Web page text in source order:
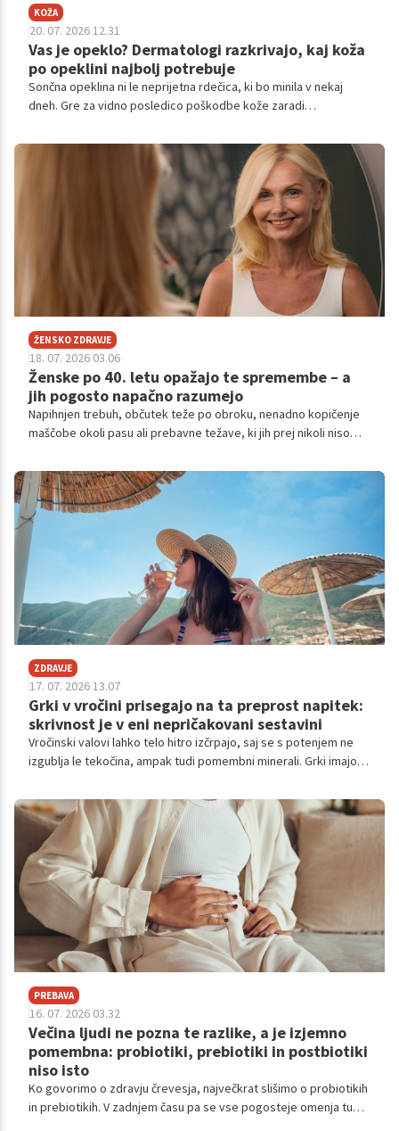
KOŽA
20. 07. 2026 12.31
Vas je opeklo? Dermatologi razkrivajo, kaj koža
po opeklini najbolj potrebuje
Sončna opeklina ni le neprijetna rdečica, ki bo minila v nekaj
dneh. Gre za vidno posledico poškodbe kože zaradi
postane rdeča, boleča, občutljiva, v hujših primerih se pojavijo
ŽENSKO ZDRAVJE
18. 07. 2026 03.06
Ženske po 40. letu opažajo te spremembe – a
jih pogosto napačno razumejo
Napihnjen trebuh, občutek teže po obroku, nenadno kopičenje
maščobe okoli pasu ali prebavne težave, ki jih prej nikoli niso
pogosto pripišejo staranju ali pridobivanju telesne teže. V
resnici pa je lahko vzrok precej bolj zapleten.
ZDRAVJE
17. 07. 2026 13.07
Grki v vročini prisegajo na ta preprost napitek:
skrivnost je v eni nepričakovani sestavini
Vročinski valovi lahko telo hitro izčrpajo, saj se s potenjem ne
izgublja le tekočina, ampak tudi pomembni minerali. Grki imajo
ki ga pripravijo iz nekaj osnovnih sestavin, njegov poseben
učinek pa naj bi se skrival v dodatku, ki ga mnogi ne bi
pričakovali.
PREBAVA
16. 07. 2026 03.32
Večina ljudi ne pozna te razlike, a je izjemno
pomembna: probiotiki, prebiotiki in postbiotiki
niso isto
Ko govorimo o zdravju črevesja, največkrat slišimo o probiotikih
in prebiotikih. V zadnjem času pa se vse pogosteje omenja tudi